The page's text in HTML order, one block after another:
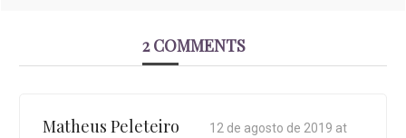
2 COMMENTS
Matheus Peleteiro
12 de agosto de 2019 at